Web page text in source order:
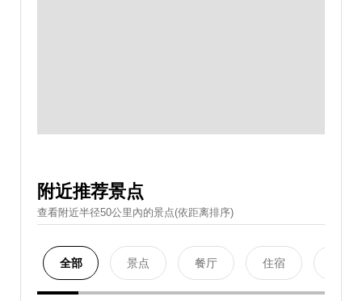
附近推荐景点
查看附近半径50公里內的景点(依距离排序)
全部 景点 餐厅 住宿